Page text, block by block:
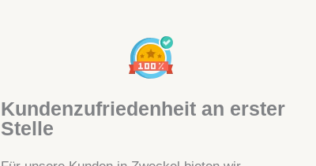
Kundenzufriedenheit an erster
Stelle